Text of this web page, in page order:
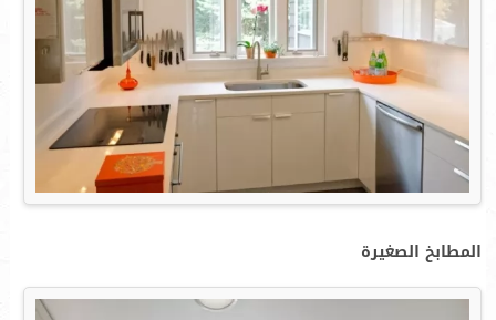
المطابخ الصغيرة